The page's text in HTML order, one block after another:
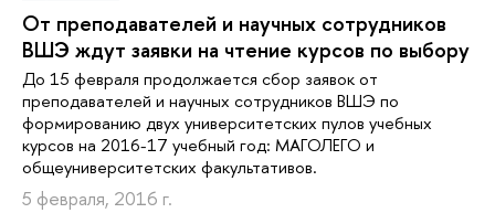
От преподавателей и научных сотрудников
ВШЭ ждут заявки на чтение курсов по выбору
До 15 февраля продолжается сбор заявок от
преподавателей и научных сотрудников ВШЭ по
формированию двух университетских пулов учебных
курсов на 2016-17 учебный год: МАГОЛЕГО и
общеуниверситетских факультативов.
5 февраля, 2016 г.